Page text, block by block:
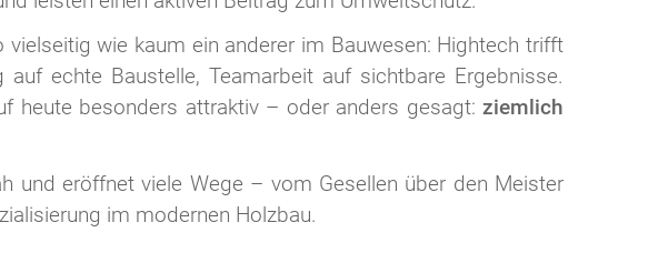
vielseitig wie kaum ein anderer im Bauwesen: Hightech trifft
auf echte Baustelle, Teamarbeit auf sichtbare Ergebnisse.
heute besonders attraktiv – oder anders gesagt:ziemlich
und eröffnet viele Wege – vom Gesellen über den Meister
im modernen Holzbau.